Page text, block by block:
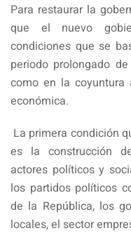
Para restaurar la
que el nuevo
condiciones que se
periodo prolongado
como en la coyuntura
económica.
La primera condición
es la construcción
actores políticos y
los partidos políticos
de la República, los
locales, el sector